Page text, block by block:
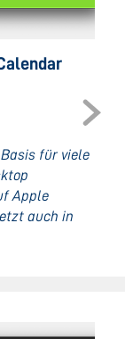
für viele
Apple
auch in